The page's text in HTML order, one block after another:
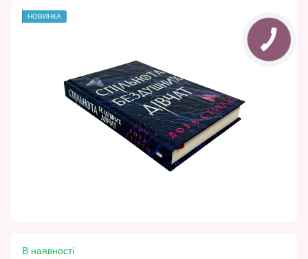
НОВИНКА
В наявності